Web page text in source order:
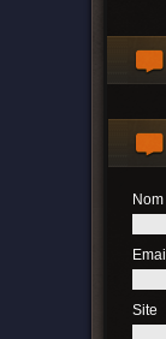
Nom
Email
Site